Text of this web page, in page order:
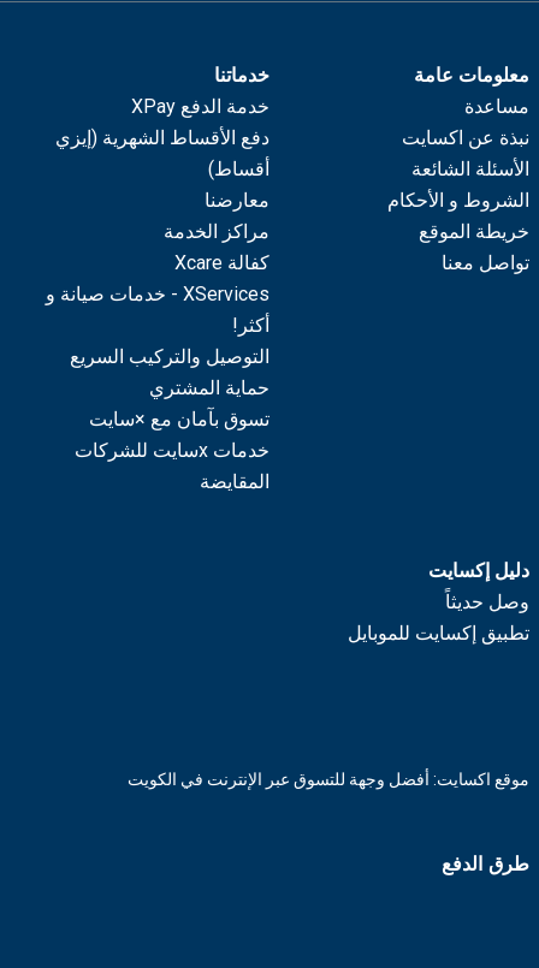
معلومات عامة
مساعدة
نبذة عن اكسايت
الأسئلة الشائعة
الشروط و الأحكام
خريطة الموقع
تواصل معنا
خدماتنا
خدمة الدفع XPay
دفع الأقساط الشهرية (إيزي
أقساط)
معارضنا
مراكز الخدمة
كفالة Xcare
XServices - خدمات صيانة و
أكثر!
التوصيل والتركيب السريع
حماية المشتري
تسوق بآمان مع ×سايت
خدمات xسايت للشركات
المقايضة
دليل إكسايت
وصل حديثاً
تطبيق إكسايت للموبايل
موقع اكسايت: أفضل وجهة للتسوق عبر الإنترنت في الكويت
طرق الدفع